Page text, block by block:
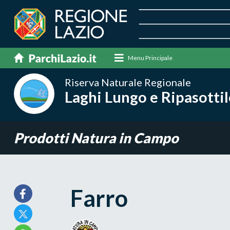
Menu Principale
Riserva Naturale Regionale
Laghi Lungo e
Prodotti Natura in Campo
Farro